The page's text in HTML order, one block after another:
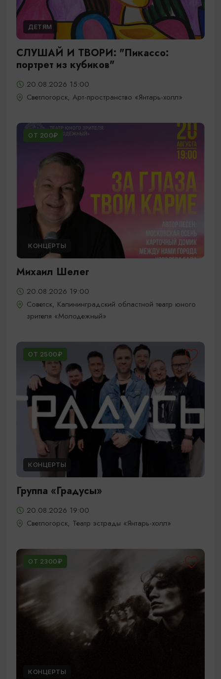
ДЕТЯМ
СЛУШАЙ И ТВОРИ: "Пикассо:
портрет из кубиков"
20.08.2026 15:00
Светлогорск, Арт-пространство «Янтарь-холл»
ОТ 200₽
КОНЦЕРТЫ
Михаил Шелег
20.08.2026 19:00
Советск, Калининградский областной театр юного
зрителя «Молодежный»
ОТ 2500₽
КОНЦЕРТЫ
Группа «Градусы»
20.08.2026 19:00
Светлогорск, Театр эстрады «Янтарь-холл»
ОТ 2300₽
КОНЦЕРТЫ